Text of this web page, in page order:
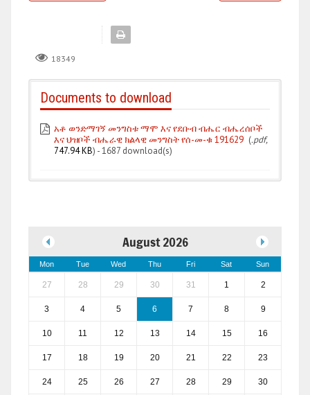
18349
Documents to download
አቶ ወንድማገኝ መንግስቱ ማሞ እና የደቡብ ብሔር ብሔረሰቦች
እና ህዝቦች ብሔራዊ ክልላዊ መንግስት የሰ-መ-ቁ 191629 (.pdf,
747.94 KB) - 1687 download(s)
August 2026
Mon Tue Wed Thu Fri Sat Sun
27 28 29 30 31 1 2
3 4 5 6 7 8 9
10 11 12 13 14 15 16
17 18 19 20 21 22 23
24 25 26 27 28 29 30